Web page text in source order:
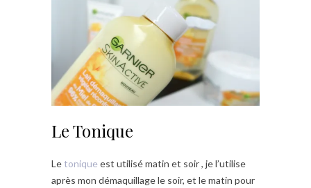
Le Tonique
Le tonique est utilisé matin et soir , je l’utilise
après mon démaquillage le soir, et le matin pour